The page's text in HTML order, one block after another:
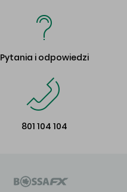
Pytania i odpowiedzi
801 104 104